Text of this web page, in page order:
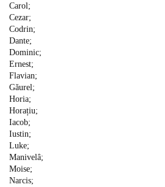
Carol;
Cezar;
Codrin;
Dante;
Dominic;
Ernest;
Flavian;
Găurel;
Horia;
Horațiu;
Iacob;
Iustin;
Luke;
Manivelâ;
Moise;
Narcis;